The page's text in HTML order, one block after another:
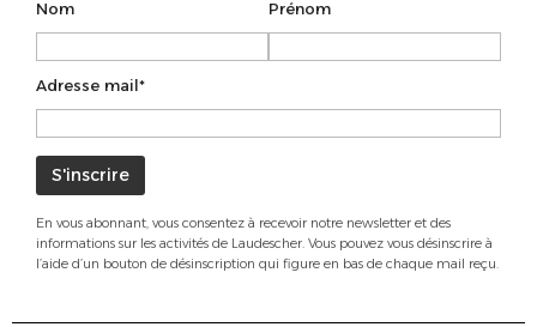
Nom Prénom
Adresse mail*
En vous abonnant, vous consentez à recevoir notre newsletter et des
informations sur les activités de Laudescher. Vous pouvez vous désinscrire à
l’aide d’un bouton de désinscription qui figure en bas de chaque mail reçu.